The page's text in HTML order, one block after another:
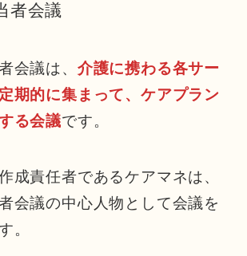
者会議
会議は、 介護に携わる各サー
期的に集まって、ケアプラン
る会議です。
成責任者であるケアマネは、
会議の中心人物として会議を
。